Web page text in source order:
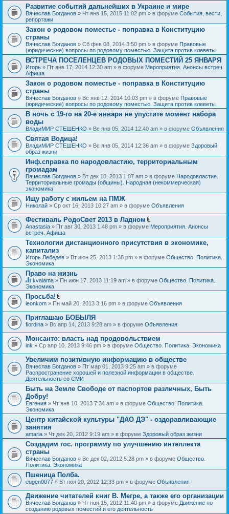
Развитие событий дальнейших в Украине и мире
Вячеслав Богданов » Чт янв 15, 2015 11:02 pm » в форуме События, вести,
репортажи
Закон о родовом поместье - поправка в Конституцию
страны
Вячеслав Богданов » Сб фев 08, 2014 3:50 pm » в форуме Правовые
(юридические) вопросы по родовому поместью. Защита против клеветы
ВСТРЕЧА ПОСЕЛЕНЦЕВ РОДОВЫХ ПОМЕСТИЙ 25 ЯНВАРЯ
Игорь » Пт янв 17, 2014 12:30 am » в форуме Мероприятия. Анонсы встреч.
Афиша
Закон о родовом поместье - поправка в Конституцию
страны
Вячеслав Богданов » Вс янв 12, 2014 10:03 pm » в форуме Правовые
(юридические) вопросы по родовому поместью. Защита против клеветы
В ночь с 19-го на 20-е января не упустите момент набора
воды
ВладиМИР СТЕШЕНКО » Вс янв 05, 2014 12:40 am » в форуме Объявления
Святая Водица!
ВладиМИР СТЕШЕНКО » Вс янв 05, 2014 12:36 am » в форуме Здоровый
образ жизни
Инф.справка по народовластию, территориальным
громадам
Вячеслав Богданов » Вт дек 10, 2013 1:07 am » в форуме Народовластие.
Территориальные громады (общины). Народная (некоммерческая)
экономика
Ищу работу с жильем на ПМЖ
Николай » Ср окт 16, 2013 10:27 am » в форуме Объявления
Фестиваль РодоСвет 2013 в Ладном
В
о
ж
н
и
я
Anastasia » Пт авг 30, 2013 1:48 pm » в форуме Мероприятия. Анонсы
встреч. Афиша
Технологии дистанционного присутствия в экономике,
капитализ
Игорь Лебедев » Вт июн 25, 2013 1:38 pm » в форуме Общество. Политика.
Экономика
Право на жизнь
Д
а
н
н
я
т
е
м
а
с
о
д
е
р
ж
и
т
о
п
р
о
с
.
kvalama » Пн июн 17, 2013 11:19 am » в форуме Общество. Политика.
Экономика
Просьба!
В
о
ж
е
н
и
я
leonkom » Пн май 20, 2013 3:16 pm » в форуме Объявления
Приглашаю БОБЫЛЯ
fiordina » Вс апр 14, 2013 9:28 am » в форуме Объявления
Монсанто: власть над продовольствием
ink » Ср апр 10, 2013 9:46 pm » в форуме Общество. Политика. Экономика
Увеличим позитивную информацию в обществе
Вячеслав Богданов » Пт мар 01, 2013 9:25 am » в форуме
Распространение хорошей и полезной информации в обществе.
Деятельность со СМИ
Быть на Земле Свободе от паспортов различных, Быть
Добру!
Евгения » Чт янв 10, 2013 7:34 am » в форуме Общество. Политика.
Экономика
Центр китайской культуры "ДАО ДЭ" - оздоравливающие
занятия
amaria » Чт дек 20, 2012 9:19 am » в форуме Здоровый образ жизни
Создадим гос. программу по улучшению интеллекта
страны
Вячеслав Богданов » Вс дек 02, 2012 5:28 pm » в форуме Общество.
Политика. Экономика
Пшеница Полба.
eugen0077 » Вт ноя 20, 2012 12:33 pm » в форуме Объявления
Движение читателей книг В. Мегре, а также его организации
Вячеслав Богданов » Чт ноя 15, 2012 11:40 pm » в форуме Движение по
созданию родовых поместий и его деятельность